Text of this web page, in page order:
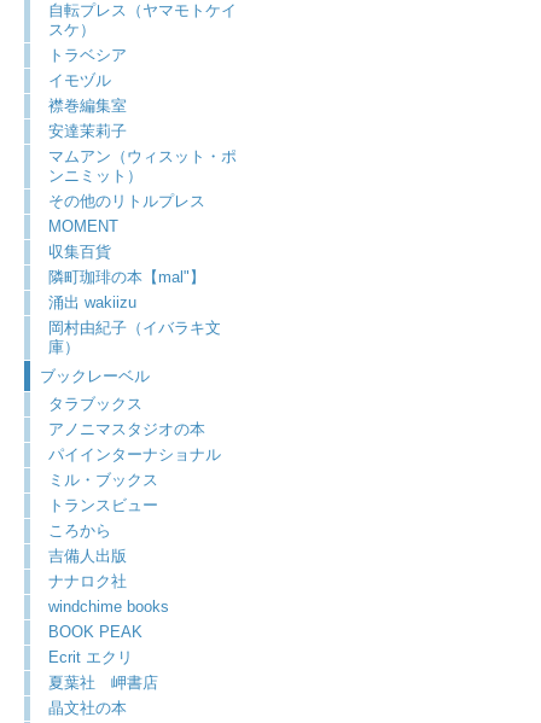
自転プレス（ヤマモトケイ
スケ）
トラベシア
イモヅル
襟巻編集室
安達茉莉子
マムアン（ウィスット・ポ
ンニミット）
その他のリトルプレス
MOMENT
収集百貨
隣町珈琲の本【mal"】
涌出 wakiizu
岡村由紀子（イバラキ文
庫）
ブックレーベル
タラブックス
アノニマスタジオの本
パイインターナショナル
ミル・ブックス
トランスビュー
ころから
吉備人出版
ナナロク社
windchime books
BOOK PEAK
Ecrit エクリ
夏葉社 岬書店
晶文社の本